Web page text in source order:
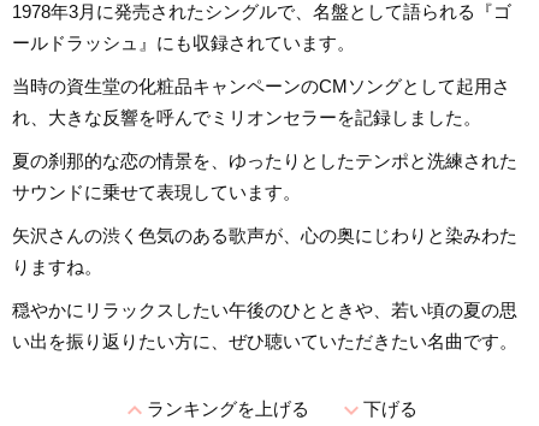
1978年3月に発売されたシングルで、名盤として語られる『ゴ
ールドラッシュ』にも収録されています。
当時の資生堂の化粧品キャンペーンのCMソングとして起用さ
れ、大きな反響を呼んでミリオンセラーを記録しました。
夏の刹那的な恋の情景を、ゆったりとしたテンポと洗練された
サウンドに乗せて表現しています。
矢沢さんの渋く色気のある歌声が、心の奥にじわりと染みわた
りますね。
穏やかにリラックスしたい午後のひとときや、若い頃の夏の思
い出を振り返りたい方に、ぜひ聴いていただきたい名曲です。
expand_lessランキングを上げる expand_more下げる